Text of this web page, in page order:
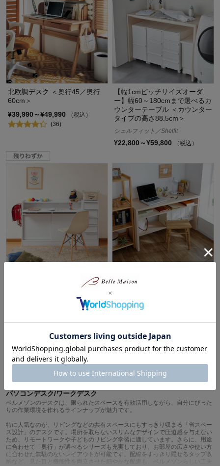
北欧調デスク ＜奥行45／奥行
60cm＞
¥39,990～¥49,990
（税込）
(36)
【幅1cmピッチサイズオーダ
ー】幅60～180cmまで選べるカ
ウンターテーブル ＜カウンター
タイプの高さ88.5cm＞
シェルフィット／Shelfit
¥22,800～¥59,800 （税込）
（税込）
６０～１５０ｃｍで選べる棚付
シェルフィット／Shelfit
(2)
パソコンデスク/ワークデスク
ベルメゾンのデスクは、限られたスペースを有効活用しながら、自分にぴった
りの作業環境を作れるラインナップが魅力です。
特に人気なのが、リビングなどの共有スペースにもすっきり収まる「省スペー
ス設計」のデスクです。場所を取らないスリムなデザインで圧迫感を与えない
ため、リモートワークや子どものリビング学習に適しています。さらに、用途
に合わせて「奥行」が選べるシリーズも充実しており、お部屋の広さや使い方
に合わせた無駄のないレイアウトが可能です。配線をすっきり隠せるタップ収
納など、見た目と機能性を両立させた細やかな配慮も、ベルメゾンらしい工夫